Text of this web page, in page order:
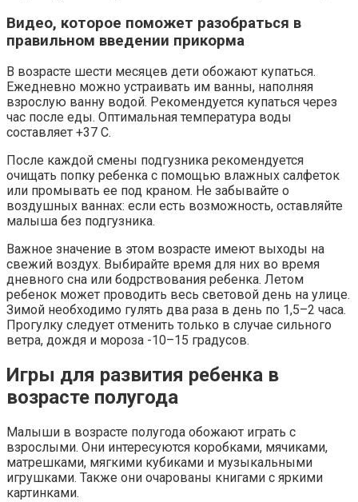
Видео, которое поможет разобраться в
правильном введении прикорма
В возрасте шести месяцев дети обожают купаться.
Ежедневно можно устраивать им ванны, наполняя
взрослую ванну водой. Рекомендуется купаться через
час после еды. Оптимальная температура воды
составляет +37 С.
После каждой смены подгузника рекомендуется
очищать попку ребенка с помощью влажных салфеток
или промывать ее под краном. Не забывайте о
воздушных ваннах: если есть возможность, оставляйте
малыша без подгузника.
Важное значение в этом возрасте имеют выходы на
свежий воздух. Выбирайте время для них во время
дневного сна или бодрствования ребенка. Летом
ребенок может проводить весь световой день на улице.
Зимой необходимо гулять два раза в день по 1,5–2 часа.
Прогулку следует отменить только в случае сильного
ветра, дождя и мороза -10–15 градусов.
Игры для развития ребенка в
возрасте полугода
Малыши в возрасте полугода обожают играть с
взрослыми. Они интересуются коробками, мячиками,
матрешками, мягкими кубиками и музыкальными
игрушками. Также они очарованы книгами с яркими
картинками.